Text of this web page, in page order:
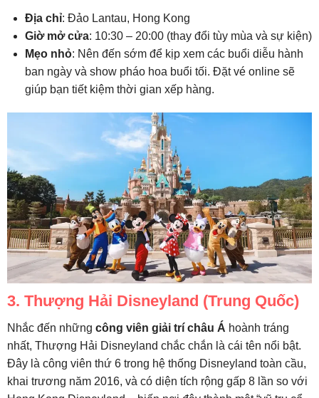
Địa chỉ: Đảo Lantau, Hong Kong
Giờ mở cửa: 10:30 – 20:00 (thay đổi tùy mùa và sự kiện)
Mẹo nhỏ: Nên đến sớm để kịp xem các buổi diễu hành
ban ngày và show pháo hoa buổi tối. Đặt vé online sẽ
giúp bạn tiết kiệm thời gian xếp hàng.
3. Thượng Hải Disneyland (Trung Quốc)
Nhắc đến những công viên giải trí châu Á hoành tráng
nhất, Thượng Hải Disneyland chắc chắn là cái tên nổi bật.
Đây là công viên thứ 6 trong hệ thống Disneyland toàn cầu,
khai trương năm 2016, và có diện tích rộng gấp 8 lần so với